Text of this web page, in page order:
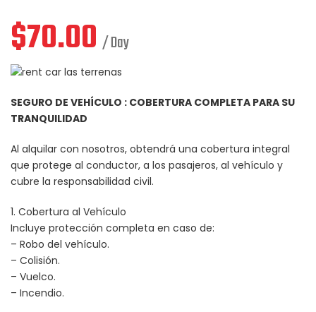
$70.00 / Day
SEGURO DE VEHÍCULO : COBERTURA COMPLETA PARA SU
TRANQUILIDAD
Al alquilar con nosotros, obtendrá una cobertura integral
que protege al conductor, a los pasajeros, al vehículo y
cubre la responsabilidad civil.
1. Cobertura al Vehículo
Incluye protección completa en caso de:
– Robo del vehículo.
– Colisión.
– Vuelco.
– Incendio.